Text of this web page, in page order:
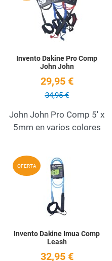
Invento Dakine Pro Comp
John John
29,95 €
34,95 €
John John Pro Comp 5' x
5mm en varios colores
OFERTA
Invento Dakine Imua Comp
Leash
32,95 €